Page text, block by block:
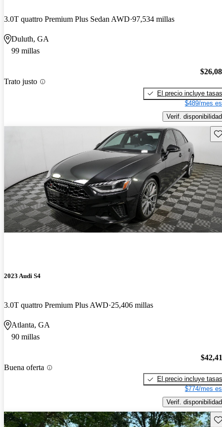
3.0T quattro Premium Plus Sedan AWD 97,534 millas
Duluth, GA
99 millas
Trato justo
El precio incluye tasas
$489/mes
Verif. disponibilidad
2023 Audi S4
3.0T quattro Premium Plus AWD 25,406 millas
Atlanta, GA
90 millas
Buena oferta
El precio incluye tasas
$774/mes
Verif. disponibilidad